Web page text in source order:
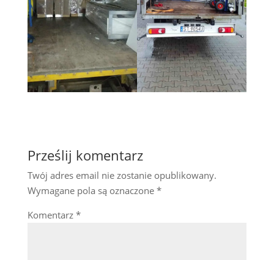
Prześlij komentarz
Twój adres email nie zostanie opublikowany.
Wymagane pola są oznaczone *
Komentarz *